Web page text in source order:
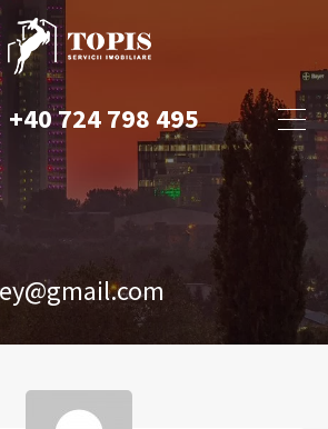
+40 724 798 495